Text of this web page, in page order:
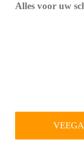
Alles voor uw